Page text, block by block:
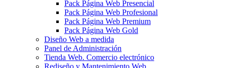
Pack Página Web Presencial
Pack Página Web Profesional
Pack Página Web Premium
Pack Página Web Gold
Diseño Web a medida
Panel de Administración
Tienda Web. Comercio electrónico